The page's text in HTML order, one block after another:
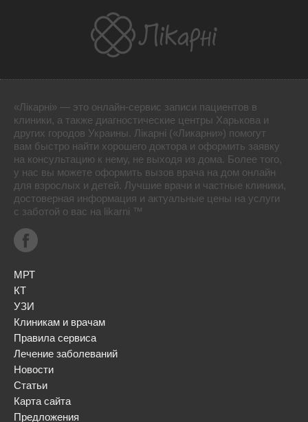
«Лікарні» — это онлайн-сервис записи пациентов в
клиники, а также диагностические центры Харькова и
других городов Украины. Лікарні («Ликарни») помогут
вам быстро найти хорошего доктора и оформить заявку
на консультацию к нему, не выходя из дома. Более того,
у нас вы можете оформить вызов врача на дом онлайн
для взрослых и детей. Лучшие врачи и частные клиники,
достоверная информация и актуальные цены на услуги
с заботой о вас на likarni ™
МРТ
КТ
УЗИ
Клиникам и врачам
Правила сервиса
Лечение заболеваний
Новости
Статьи
Карта сайта
Предложения